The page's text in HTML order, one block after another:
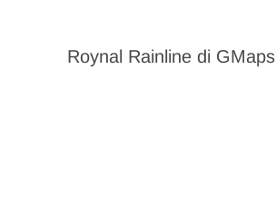
Roynal Rainline di GMaps